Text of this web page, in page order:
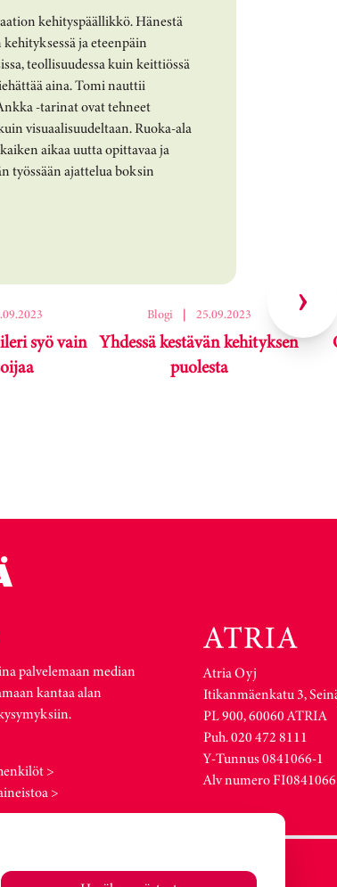
kehityspäällikkö. Hänestä
ja eteenpäin
teollisuudessa kuin keittiössä
aina. Tomi nauttii
-tarinat ovat tehneet
visuaalisuudeltaan. Ruoka-ala
aikaa uutta opittavaa ja
työssään ajattelua boksin
syö vain
Blogi | 25.09.2023
Yhdessä kestävän kehityksen
puolesta
palvelemaan median
kantaa alan
>
>
Atria Oyj
Itikanmäenkatu 3,
PL 900, 60060 ATRIA
Puh. 020 472 8111
Y-Tunnus 0841066-1
Alv numero